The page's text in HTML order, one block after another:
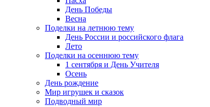
День Победы
Весна
Поделки на летнюю тему
День России и российского флага
Лето
Поделки на осеннюю тему
1 сентября и День Учителя
Осень
День рождение
Мир игрушек и сказок
Подводный мир